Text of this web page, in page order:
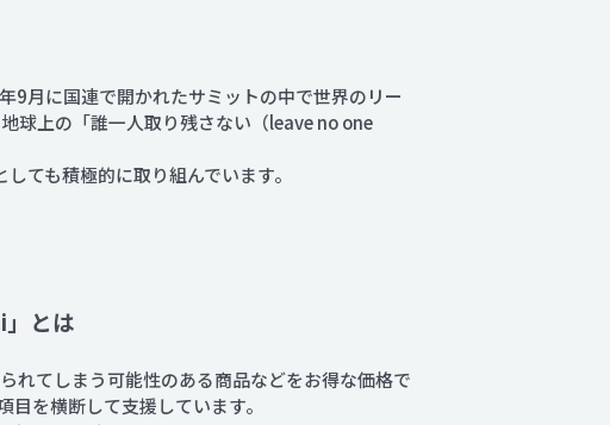
9月に国連で開かれたサミットの中で世界のリー
球上の「誰一人取り残さない（leave no one
ても積極的に取り組んでいます。
とは
れてしまう可能性のある商品などをお得な価格で
を横断して支援しています。